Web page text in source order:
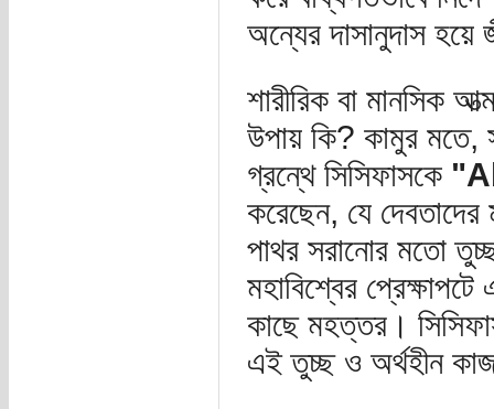
অন্যের দাসানুদাস হয়ে
শারীরিক বা মানসিক
উপায় কি? কামুর মতে,
গ্রন্থে সিসিফাসকে
করেছেন, যে দেবতাদের
পাথর সরানোর মতো
মহাবিশ্বের
কাছে মহত্তর।
এই তুচ্ছ ও অর্থহীন